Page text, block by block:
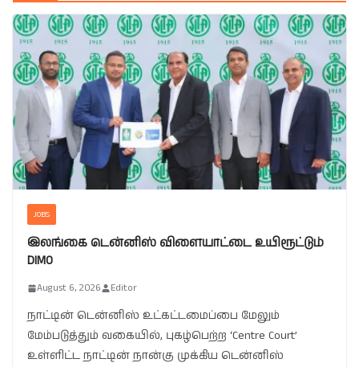
JOBS
இலங்கை டென்னிஸ் விளையாட்டை உயிரூட்டும்
DIMO
August 6, 2026 Editor
நாட்டின் டென்னிஸ் உட்கட்டமைப்பை மேலும்
மேம்படுத்தும் வகையில், புகழ்பெற்ற ‘Centre Court’
உள்ளிட்ட நாட்டின் நான்கு முக்கிய டென்னிஸ்